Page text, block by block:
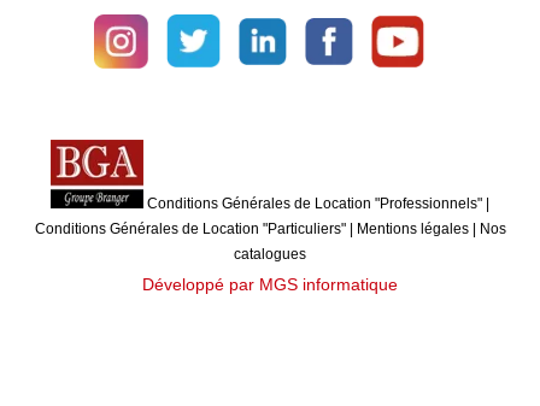
Conditions Générales de Location "Professionnels" |
Conditions Générales de Location "Particuliers"| Mentions légales| Nos
catalogues
Développé par MGS informatique